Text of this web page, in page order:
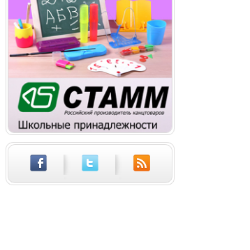
горизонтальный с
широкой загрузкой
Лоток
горизонтальный с
пазами оранжевый